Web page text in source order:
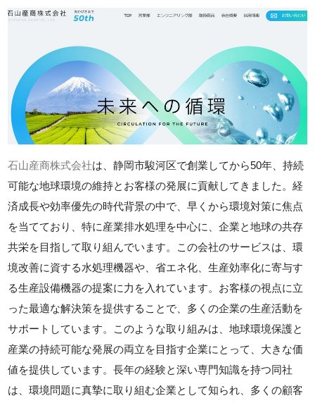
石山産商株式会社は、静岡市駿河区で創業してから50年、持続
可能な地球環境の維持とお客様の発展に貢献してきました。経
済成長や効率優先の時代背景の中で、早くから環境対策に焦点
を当てており、特に産業排水処理を中心に、企業と地球の共存
共栄を目指して取り組んでいます。この会社のサービスは、環
境改善に資する水処理機器や、省エネ化、生産効率化に寄与す
る生産設備機器の提案に力を入れています。お客様の視点に立
った最適な解決策を提供することで、多くの企業の生産活動を
サポートしています。このような取り組みは、地球環境保護と
産業の持続可能な発展の両立を目指す企業にとって、大きな価
値を提供しています。長年の経験と深い専門知識を持つ同社
は、環境問題に真摯に取り組む企業として知られ、多くの顧客